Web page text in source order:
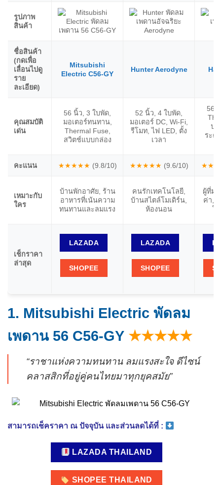
รูปภาพ
สินค้า
ชื่อสินค้า
(กดเพื่อ
เลื่อนไปดู
ราย
ละเอียด)
Mitsubishi
Electric C56-GY
Hunter Aerodyne
คุณสมบัติ
เด่น
56 นิ้ว, 3 ใบพัด,
มอเตอร์ทนทาน,
Thermal Fuse,
สวิตช์แบบกล่อง
52 นิ้ว, 4 ใบพัด,
มอเตอร์ DC, Wi-Fi,
รีโมท, ไฟ LED, ตั้ง
เวลา
56
ปรั
ระดั
คะแนน ★★★★★ (9.8/10) ★★★★★ (9.6/10)
เหมาะกับ
ใคร
บ้านพักอาศัย, ร้าน
อาหารที่เน้นความ
ทนทานและลมแรง
คนรักเทคโนโลยี,
บ้านสไตล์โมเดิร์น,
ห้องนอน
ผู้ที่ม
ค่า,
ใ
เช็กราคา
ล่าสุด
LAZADA
SHOPEE
LAZADA
SHOPEE
1. Mitsubishi Electric พัดลม
เพดาน 56 C56-GY ★★★★★
“ราชาแห่งความทนทาน ลมแรงสะใจ ดีไซน์
คลาสสิกที่อยู่คู่คนไทยมาทุกยุคสมัย”
สามารถเช็คราคา ณ ปัจจุบัน และส่วนลดได้ที่ :
LAZADA THAILAND
SHOPEE THAILAND